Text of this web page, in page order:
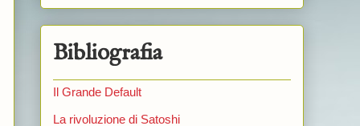
Bibliografia
Il Grande Default
La rivoluzione di Satoshi